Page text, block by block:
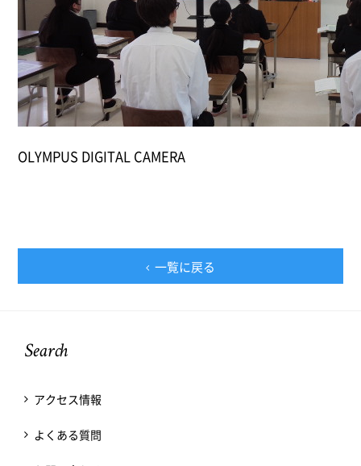
OLYMPUS DIGITAL CAMERA
一覧に戻る
Search
アクセス情報
よくある質問